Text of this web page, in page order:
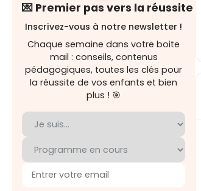
💌 Premier pas vers la réussite
Inscrivez-vous à notre newsletter !
Chaque semaine dans votre boite
mail : conseils, contenus
pédagogiques, toutes les clés pour
la réussite de vos enfants et bien
plus ! 🎯